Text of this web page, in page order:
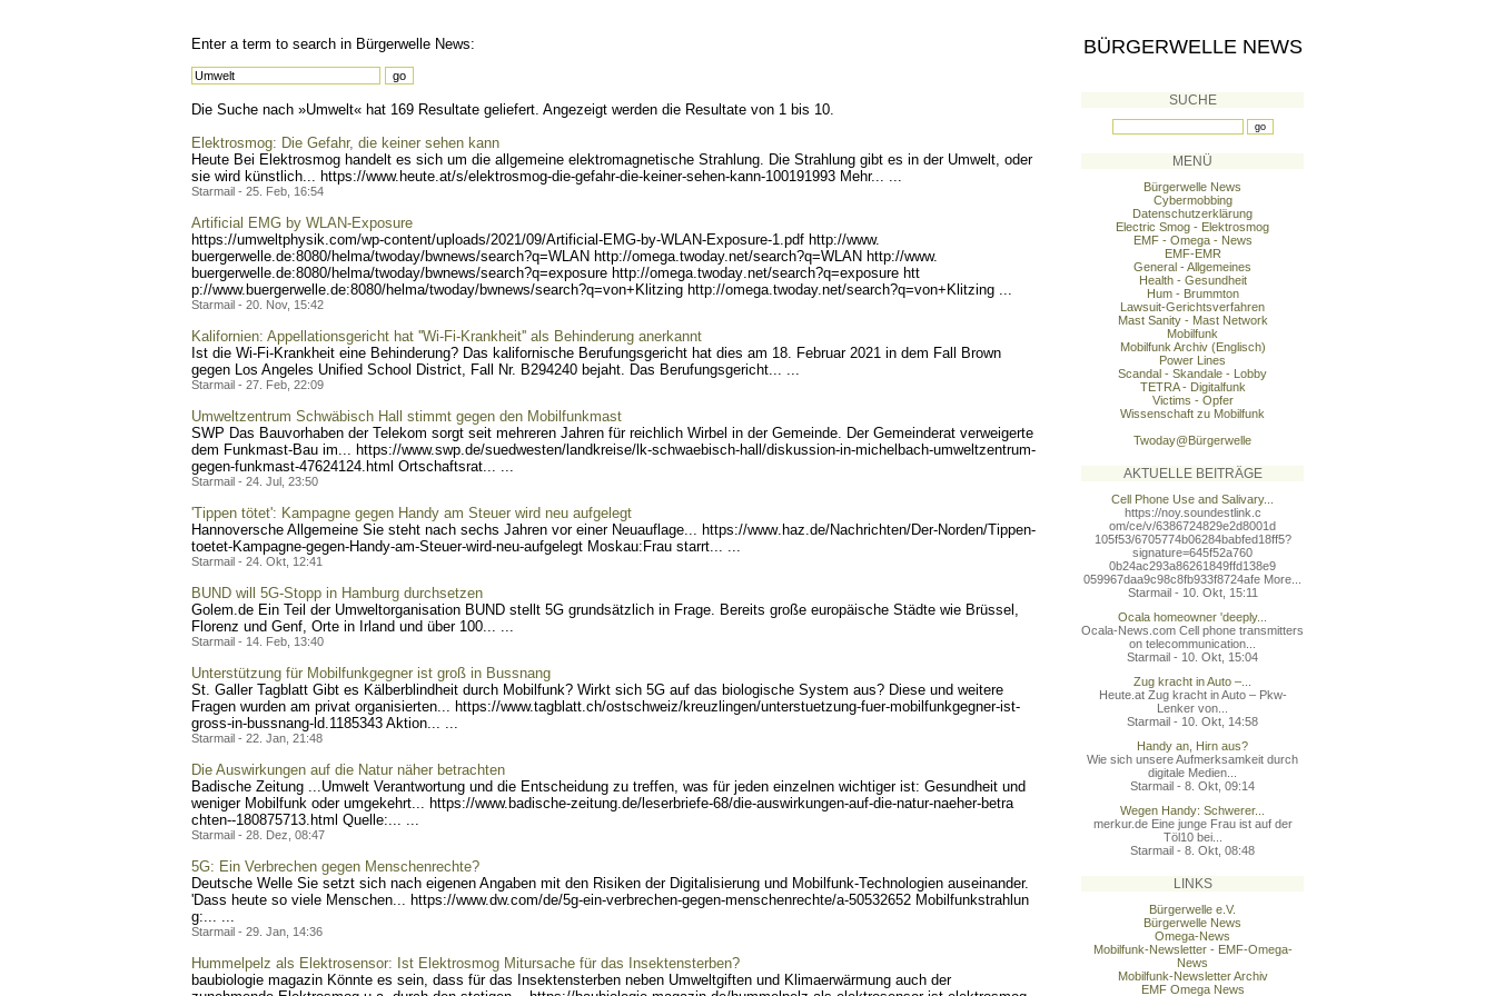
Enter a term to search in Bürgerwelle News:
Die Suche nach »Umwelt« hat 169 Resultate geliefert. Angezeigt werden die Resultate von 1 bis 10.
Elektrosmog: Die Gefahr, die keiner sehen kann
Heute Bei Elektrosmog handelt es sich um die allgemeine elektromagnetische Strahlung. Die Strahlung gibt es in der Umwelt, oder
sie wird künstlich... https://www. heute.at/s/elektrosmog-die-gefahr-die-keiner-sehen-kann-100191993 Mehr... ...
Starmail - 25. Feb, 16:54
Artificial EMG by WLAN-Exposure
https://umweltphysik.com/wp-content/uploads/2021/09/Artificial-EMG-by-WLAN-Exposure-1.pdf http://www.
buergerwelle.de:8080/helma/twoday/bwnews/search?q=WLAN http://omega.twoday.net/search?q=WLAN http://www.
buergerwelle.de:8080/helma/twoday/bwnews/search?q=exposure http://omega.twoday.net/search?q=exposure htt
p://www.buergerwelle.de:8080/helma/twoday/bwnews/search?q=von+Klitzing http://omega.twoday.net/search?q=von+Klitzing ...
Starmail - 20. Nov, 15:42
Kalifornien: Appellationsgericht hat ''Wi-Fi-Krankheit'' als Behinderung anerkannt
Ist die Wi-Fi-Krankheit eine Behinderung? Das kalifornische Berufungsgericht hat dies am 18. Februar 2021 in dem Fall Brown
gegen Los Angeles Unified School District, Fall Nr. B294240 bejaht. Das Berufungsgericht... ...
Starmail - 27. Feb, 22:09
Umweltzentrum Schwäbisch Hall stimmt gegen den Mobilfunkmast
SWP Das Bauvorhaben der Telekom sorgt seit mehreren Jahren für reichlich Wirbel in der Gemeinde. Der Gemeinderat verweigerte
dem Funkmast-Bau im... https://www.swp.de/suedwesten/landkreise/lk-schwaebisch-hall/diskussion-in-michelbach-umweltzentrum-
gegen-funkmast-47624124.html Ortschaftsrat... ...
Starmail - 24. Jul, 23:50
'Tippen tötet': Kampagne gegen Handy am Steuer wird neu aufgelegt
Hannoversche Allgemeine Sie steht nach sechs Jahren vor einer Neuauflage... https://www.haz.de/Nachrichten/Der-Norden/Tippen-
toetet-Kampagne-gegen-Handy-am-Steuer-wird-neu-aufgelegt Moskau: Frau starrt... ...
Starmail - 24. Okt, 12:41
BUND will 5G-Stopp in Hamburg durchsetzen
Golem.de Ein Teil der Umweltorganisation BUND stellt 5G grundsätzlich in Frage. Bereits große europäische Städte wie Brüssel,
Florenz und Genf, Orte in Irland und über 100... ...
Starmail - 14. Feb, 13:40
Unterstützung für Mobilfunkgegner ist groß in Bussnang
St. Galler Tagblatt Gibt es Kälberblindheit durch Mobilfunk? Wirkt sich 5G auf das biologische System aus? Diese und weitere
Fragen wurden am privat organisierten... https://www.tagblatt.ch/ostschweiz/kreuzlingen/unterstuetzung-fuer-mobilfunkgegner-ist-
gross-in-bussnang-ld.1185343 Aktion... ...
Starmail - 22. Jan, 21:48
Die Auswirkungen auf die Natur näher betrachten
Badische Zeitung ...Umwelt Verantwortung und die Entscheidung zu treffen, was für jeden einzelnen wichtiger ist: Gesundheit und
weniger Mobilfunk oder umgekehrt... https://www. badische-zeitung.de/leserbriefe-68/die-auswirkungen-auf-die-natur-naeher-betra
chten--180875713.html Quelle:... ...
Starmail - 28. Dez, 08:47
5G: Ein Verbrechen gegen Menschenrechte?
Deutsche Welle Sie setzt sich nach eigenen Angaben mit den Risiken der Digitalisierung und Mobilfunk-Technologien auseinander.
'Dass heute so viele Menschen... https://www.dw.com/de/5g-ein-verbrechen-gegen-menschenrechte/a-50532652 Mobilfunkstrahlun
g:... ...
Starmail - 29. Jan, 14:36
Hummelpelz als Elektrosensor: Ist Elektrosmog Mitursache für das Insektensterben?
baubiologie magazin Könnte es sein, dass für das Insektensterben neben Umweltgiften und Klimaerwärmung auch der
BÜRGERWELLE NEWS
SUCHE
MENÜ
Bürgerwelle News
Cybermobbing
Datenschutzerklärung
Electric Smog - Elektrosmog
EMF - Omega - News
EMF-EMR
General - Allgemeines
Health - Gesundheit
Hum - Brummton
Lawsuit-Gerichtsverfahren
Mast Sanity - Mast Network
Mobilfunk
Mobilfunk Archiv (Englisch)
Power Lines
Scandal - Skandale - Lobby
TETRA - Digitalfunk
Victims - Opfer
Wissenschaft zu Mobilfunk
Twoday@Bürgerwelle
AKTUELLE BEITRÄGE
Cell Phone Use and Salivary...
https://noy.soundestlink.c
om/ce/v/6386724829e2d8001d
105f53/6705774b06284babfed18ff5?
signature=645f52a760
0b24ac293a86261849ffd138e9
059967daa9c98c8fb933f8724afe More...
Starmail - 10. Okt, 15:11
Ocala homeowner 'deeply...
Ocala-News.com Cell phone transmitters
on telecommunication...
Starmail - 10. Okt, 15:04
Zug kracht in Auto –...
Heute.at Zug kracht in Auto – Pkw-
Lenker von...
Starmail - 10. Okt, 14:58
Handy an, Hirn aus?
Wie sich unsere Aufmerksamkeit durch
digitale Medien...
Starmail - 8. Okt, 09:14
Wegen Handy: Schwerer...
merkur.de Eine junge Frau ist auf der
Töl10 bei...
Starmail - 8. Okt, 08:48
LINKS
Bürgerwelle e.V.
Bürgerwelle News
Omega-News
Mobilfunk-Newsletter - EMF-Omega-
News
Mobilfunk-Newsletter Archiv
EMF Omega News